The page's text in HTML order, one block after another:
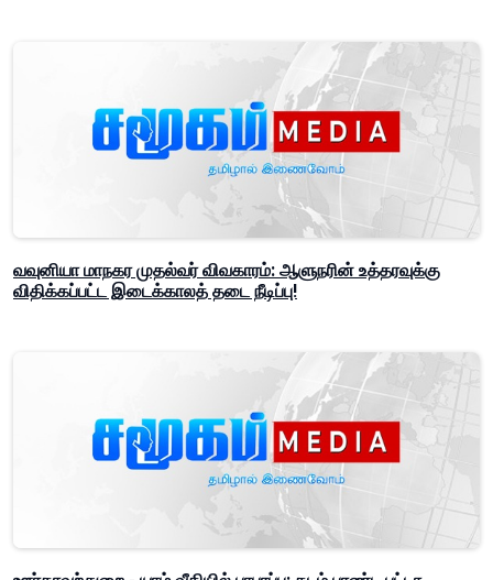
வவுனியா மாநகர முதல்வர் விவகாரம்: ஆளுநரின் உத்தரவுக்கு
விதிக்கப்பட்ட இடைக்காலத் தடை நீடிப்பு!